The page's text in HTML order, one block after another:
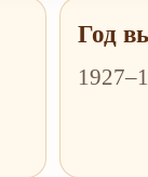
Год